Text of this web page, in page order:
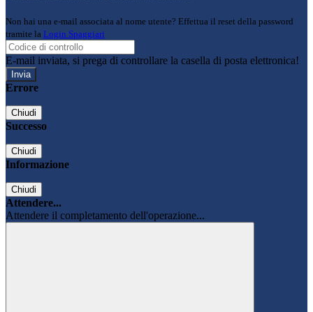
Non hai una e-mail associata al nome utente? Effettua il reset della password
tramite la Login Spaggiari
E-mail inviata, si prega di controllare la casella di posta elettronica!
Errore
Chiudi
Successo
Chiudi
Informazione
Chiudi
Attendere...
Attendere il completamento dell'operazione...